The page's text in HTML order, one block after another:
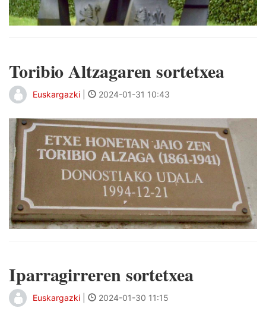
Toribio Altzagaren sortetxea
Euskargazki 2024-01-31 10:43
Iparragirreren sortetxea
Euskargazki 2024-01-30 11:15